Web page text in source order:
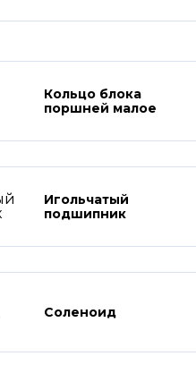
Кольцо блока
поршней малое
Игольчатый
подшипник
Соленоид